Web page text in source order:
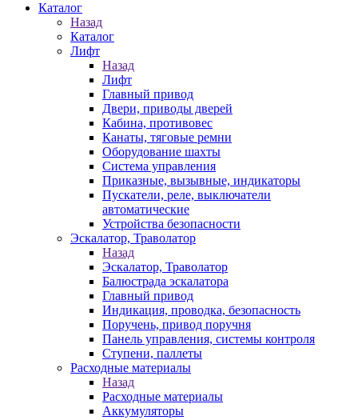
Каталог
Назад
Каталог
Лифт
Назад
Лифт
Главный привод
Двери, приводы дверей
Кабина, противовес
Канаты, тяговые ремни
Оборудование шахты
Система управления
Приказные, вызывные, индикаторы
Пускатели, реле, выключатели
автоматические
Устройства безопасности
Эскалатор, Траволатор
Назад
Эскалатор, Траволатор
Балюстрада эскалатора
Главный привод
Индикация, проводка, безопасность
Поручень, привод поручня
Панель управления, системы контроля
Ступени, паллеты
Расходные материалы
Назад
Расходные материалы
Аккумуляторы